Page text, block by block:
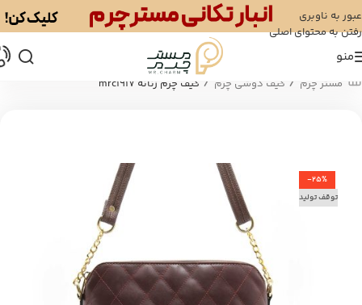
عبور به ناوبری
رفتن به محتوای اصلی
منو
مستر چرم / کیف دوشی چرم / کیف چرم زنانه mrc1917
-25%
توقف تولید